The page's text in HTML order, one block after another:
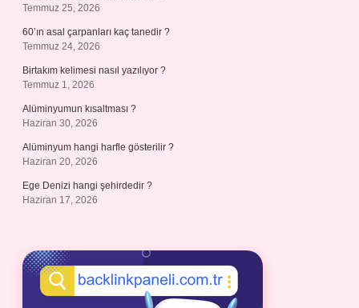
Temmuz 25, 2026
60’ın asal çarpanları kaç tanedir ?
Temmuz 24, 2026
Birtakım kelimesi nasıl yazılıyor ?
Temmuz 1, 2026
Alüminyumun kısaltması ?
Haziran 30, 2026
Alüminyum hangi harfle gösterilir ?
Haziran 20, 2026
Ege Denizi hangi şehirdedir ?
Haziran 17, 2026